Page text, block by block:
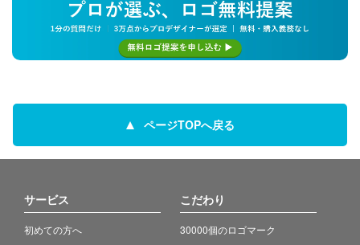
ページTOPへ戻る
サービス
初めての方へ
こだわり
30000個のロゴマーク